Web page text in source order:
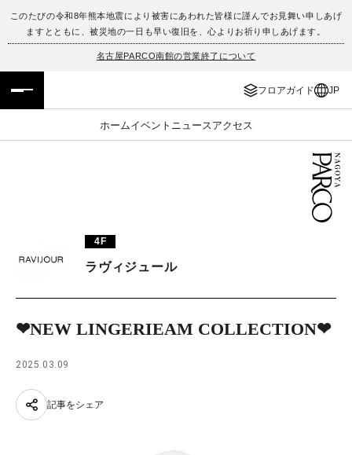
このたびの令和8年熊本地震により被害にあわれた皆様に謹んでお見舞い申しあげ
ますとともに、被災地の一日も早い復旧を、心よりお祈り申しあげます。
名古屋PARCO南館の営業終了について
フロアガイド JP
ホームイベント ニュース アクセス
フロアガイド
イベント・ポップアップ
TAX FREE
JP
ENGLISH
4F
ラヴィジュール
❤︎NEW LINGERIEAM COLLECTION❤︎
2025.03.09
記事をシェア